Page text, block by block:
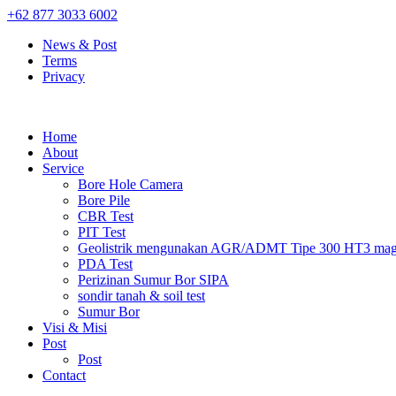
+62 877 3033 6002
News & Post
Terms
Privacy
Home
About
Service
Bore Hole Camera
Bore Pile
CBR Test
PIT Test
Geolistrik mengunakan AGR/ADMT Tipe 300 HT3
PDA Test
Perizinan Sumur Bor SIPA
sondir tanah & soil test
Sumur Bor
Visi & Misi
Post
Post
Contact